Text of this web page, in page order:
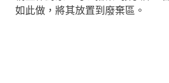
如此做，將其放置到廢棄區。